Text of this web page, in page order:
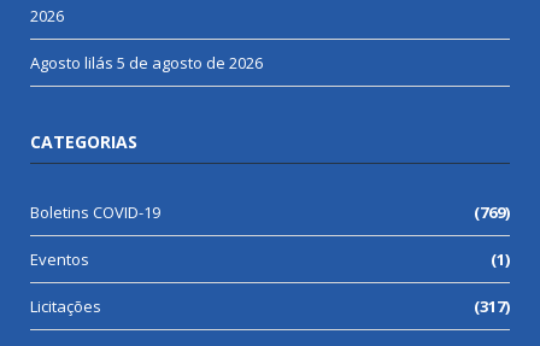
2026
Agosto lilás 5 de agosto de 2026
CATEGORIAS
Boletins COVID-19 (769)
Eventos (1)
Licitações (317)